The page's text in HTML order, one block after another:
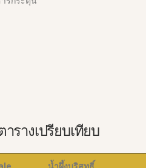
รางเปรียบเทียบ
น้ำผึ้งบริสุทธิ์